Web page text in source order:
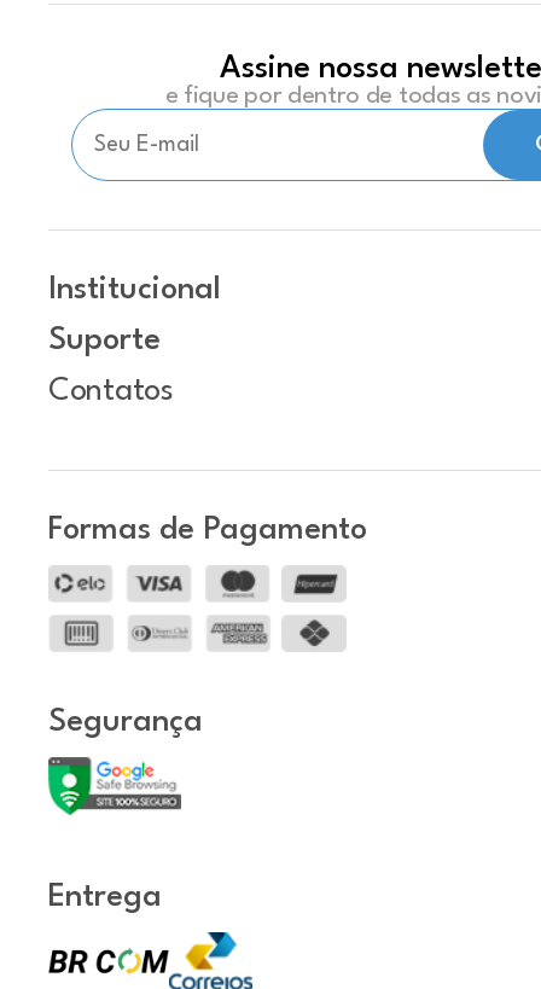
Assine nossa
e fique por dentro de todas as
Institucional
Suporte
Contatos
Formas de Pagamento
Segurança
Entrega